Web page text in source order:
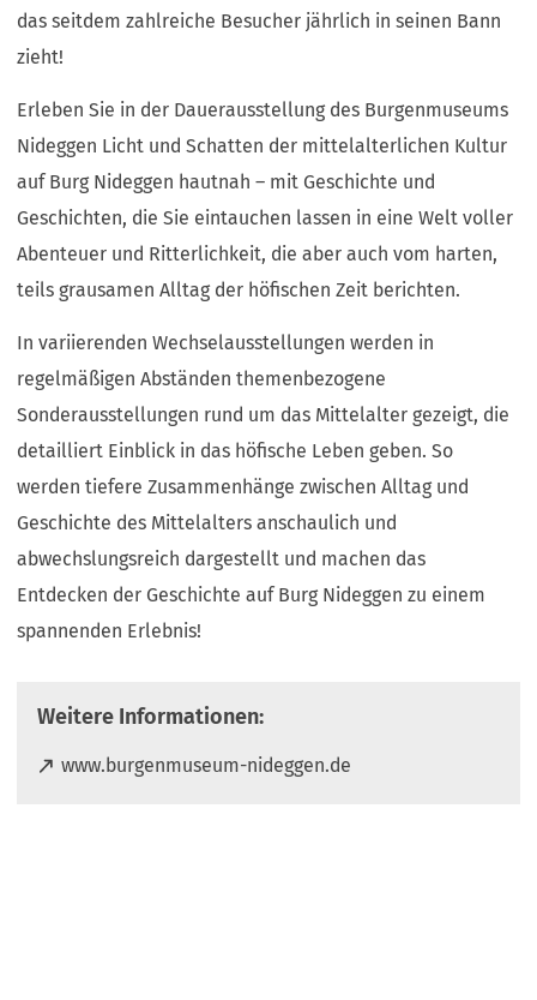
das seitdem zahlreiche Besucher jährlich in seinen Bann
zieht!
Erleben Sie in der Dauerausstellung des Burgenmuseums
Nideggen Licht und Schatten der mittelalterlichen Kultur
auf Burg Nideggen hautnah – mit Geschichte und
Geschichten, die Sie eintauchen lassen in eine Welt voller
Abenteuer und Ritterlichkeit, die aber auch vom harten,
teils grausamen Alltag der höfischen Zeit berichten.
In variierenden Wechselausstellungen werden in
regelmäßigen Abständen themenbezogene
Sonderausstellungen rund um das Mittelalter gezeigt, die
detailliert Einblick in das höfische Leben geben. So
werden tiefere Zusammenhänge zwischen Alltag und
Geschichte des Mittelalters anschaulich und
abwechslungsreich dargestellt und machen das
Entdecken der Geschichte auf Burg Nideggen zu einem
spannenden Erlebnis!
Weitere Informationen:
www.burgenmuseum-nideggen.de
(